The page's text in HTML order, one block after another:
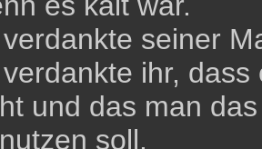
seiner
ihr,
und das man
soll.